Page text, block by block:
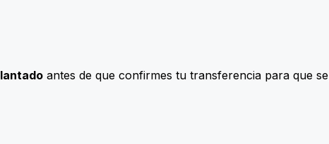
antes de que confirmes tu transferencia para que